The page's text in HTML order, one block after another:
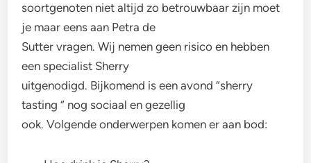
soortgenoten niet altijd zo betrouwbaar zijn moet
je maar eens aan Petra de
Sutter vragen. Wij nemen geen risico en hebben
een specialist Sherry
uitgenodigd. Bijkomend is een avond “sherry
tasting “ nog sociaal en gezellig
ook. Volgende onderwerpen komen er aan bod: